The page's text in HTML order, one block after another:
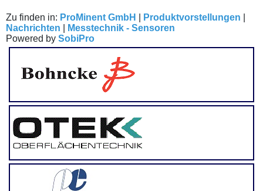
Zu finden in: ProMinent GmbH Produktvorstellungen
Nachrichten
Messtechnik - Sensoren
Powered by SobiPro